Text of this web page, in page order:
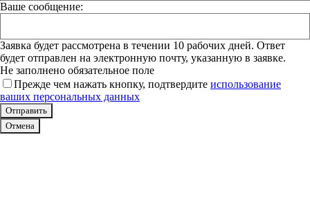
Ваше сообщение:
Заявка будет рассмотрена в течении 10 рабочих дней. Ответ
будет отправлен на электронную почту, указанную в заявке.
Не заполнено обязательное поле
Прежде чем нажать кнопку, подтвердите использование
ваших персональных данных
Отмена